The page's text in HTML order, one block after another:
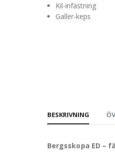
Kil-infästning
Galler-keps
BESKRIVNING
Bergsskopa ED –